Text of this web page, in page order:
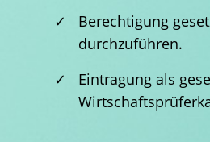
✓
Berechtigung
durchzuführen.
✓
Eintragung als